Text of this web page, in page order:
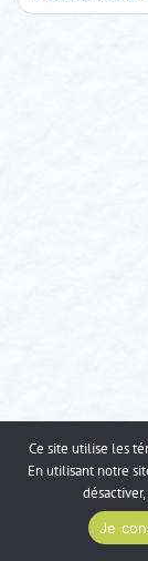
Ce site utilise les
En utilisant notre
Je